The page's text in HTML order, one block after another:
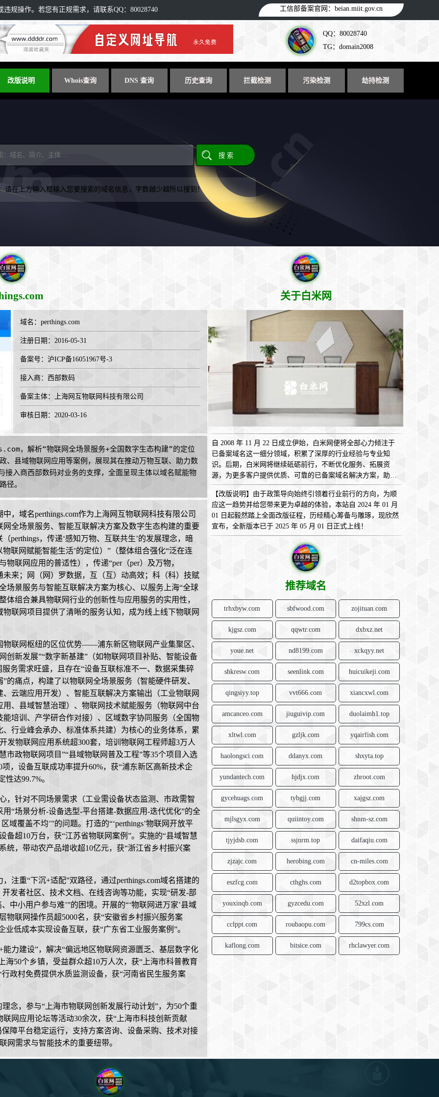
规操作。若您有正规需求，请联系QQ：80028740 工信部备案官网： beian.miit.gov.cn
QQ：80028740
TG：domain2008
改版说明 Whois查询 DNS 查询 历史查询 拦截检测 污染检测 劫持检测
请在上方输入框输入您要搜索的域名信息，字数越少越所以搜到！
域名： perthings.com
注册日期：2016-05-31
备案号：沪ICP备16051967号-3
接入商： 西部数码
备案主体：上海网互物联网科技有限公司
审核日期：2020-03-16
，解析“物联网全场景服务+全国数字生态构建”的定位
、县域物联网应用等案例，展现其在推动万物互联、助力数
入商西部数码对业务的支撑，全面呈现主体以域名赋能物
径。
，域名perthings.com作为上海网互物联网科技有限公司
全场景服务、智能互联解决方案及数字生态构建的重要
perthings，传递‘感知万物、互联共生’的发展理念，暗
联网赋能智能生活’的定位）”（整体组合强化“泛在连
联网应用的普适性），传递“per（per）及万物，
来；网（网）罗数据，互（互）动高效；科（科）技赋
景服务与智能互联解决方案为核心、以服务上海“全球
组合兼具物联网行业的创新性与应用服务的实用性，
联网项目提供了清晰的服务认知，成为线上线下物联网
联网枢纽的区位优势——浦东新区物联网产业集聚区、
创新发展”“数字新基建”（如物联网项目补贴、智能设备
务需求旺盛，且存在“设备互联标准不一、数据采集碎
痛点，构建了以物联网全场景服务（智能硬件研发、
云端应用开发）、智能互联解决方案输出（工业物联网
、县域智慧治理）、物联网技术赋能服务（物联网中台
培训、产学研合作对接）、区域数字协同服务（全国物
行业峰会承办、标准体系共建）为核心的业务体系，累
发物联网应用系统超300套，培训物联网工程师超3万人
市政物联网项目”“县域物联网普及工程”等35个项目入选
，设备互联成功率提升60%，获“浦东新区高新技术企
达99.7%。
，针对不同场景需求（工业需设备状态监测、市政需智
“场景分析-设备选型-平台搭建-数据应用-迭代优化”的全
覆盖不均’”的问题。打造的“‘perthings’物联网开放平
超10万台，获“江苏省物联网案例”。实施的“县域智慧
统，带动农产品增收超10亿元，获“浙江省乡村振兴案
注重“下沉+适配”双路径，通过perthings.com域名搭建的
发者社区、技术文档、在线咨询等功能，实现“研发-部
中小用户参与难’”的困境。开展的“‘物联网进万家’县域
物联网操作员超5000名，获“安徽省乡村振兴服务案
低成本实现设备互联，获“广东省工业服务案例”。
力建设”，解决“偏远地区物联网资源匮乏、基层数字化
海50个乡镇，受益群众超10万人次，获“上海市科普教育
政村免费提供水质监测设备，获“河南省民生服务案
念，参与“上海市物联网创新发展行动计划”，为50个重
网应用论坛等活动30余次，获“上海市科技创新贡献
障平台稳定运行，支持方案咨询、设备采购、技术对接
网需求与智能技术的重要纽带。
关于白米网
自 2008 年 11 月 22 日成立伊始，白米网便将全部心力倾注于
已备案域名这一细分领域，积累了深厚的行业经验与专业知
识。后期，白米网将继续砥砺前行，不断优化服务、拓展资
源，为更多客户提供优质、可靠的已备案域名解决方案，助您
在互联网的广袤天地中畅意翱翔，实现无限可能！
【改版说明】由于政策导向始终引领着行业前行的方向，为顺
应这一趋势并给您带来更为卓越的体验，本站自 2024 年 01 月
01 日起毅然踏上全面改版征程，历经精心筹备与雕琢，现欣然
宣布，全新版本已于 2025 年 05 月 01 日正式上线！
推荐域名
trhxbyw.com sbfwood.com zojituan.com
kjgsz.com qqwtr.com dxbxz.net
youe.net nd8199.com xckqyy.net
shkresw.com seenlink.com huicuikeji.com
qingsiyy.top vvt666.com xiancxwl.com
amcanceo.com jiuguivip.com duolaimh1.top
xltwl.com gzljk.com yqairfish.com
haolongsci.com ddanyx.com shxyta.top
yundantech.com hjdjx.com zhroot.com
gycehuags.com tybgjj.com xajgsz.com
mjlsgyx.com quiintoy.com shnm-sz.com
tjyjdsb.com ssjnrm.top daifaqiu.com
zjzajc.com herobing.com cn-miles.com
eszfcg.com cthghs.com d2topbox.com
youxinqb.com gyzcedu.com 52xzl.com
cclppt.com roubaopu.com 799cs.com
kaflong.com bitsice.com rhclawyer.com